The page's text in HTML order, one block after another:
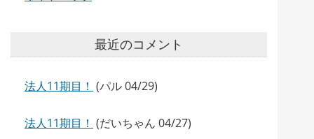
最近のコメント
法人11期目！ (パル 04/29)
法人11期目！ (だいちゃん 04/27)